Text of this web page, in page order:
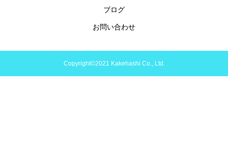
ブログ
お問い合わせ
Copyright©2021 Kakehashi Co., Ltd.